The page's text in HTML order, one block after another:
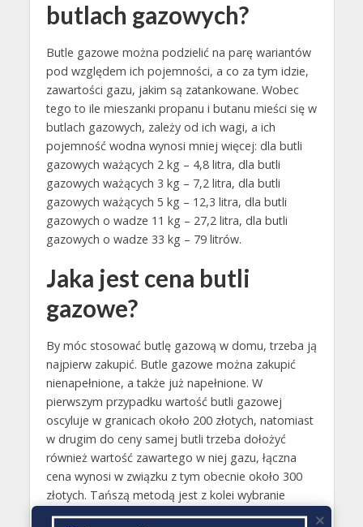
butlach gazowych?
Butle gazowe można podzielić na parę wariantów
pod względem ich pojemności, a co za tym idzie,
zawartości gazu, jakim są zatankowane. Wobec
tego to ile mieszanki propanu i butanu mieści się w
butlach gazowych, zależy od ich wagi, a ich
pojemność wodna wynosi mniej więcej: dla butli
gazowych ważących 2 kg – 4,8 litra, dla butli
gazowych ważących 3 kg – 7,2 litra, dla butli
gazowych ważących 5 kg – 12,3 litra, dla butli
gazowych o wadze 11 kg – 27,2 litra, dla butli
gazowych o wadze 33 kg – 79 litrów.
Jaka jest cena butli
gazowe?
By móc stosować butlę gazową w domu, trzeba ją
najpierw zakupić. Butle gazowe można zakupić
nienapełnione, a także już napełnione. W
pierwszym przypadku wartość butli gazowej
oscyluje w granicach około 200 złotych, natomiast
w drugim do ceny samej butli trzeba dołożyć
również wartość zawartego w niej gazu, łączna
cena wynosi w związku z tym obecnie około 300
złotych. Tańszą metodą jest z kolei wybranie
używanej butli gazowej, trzeba jednak w tym